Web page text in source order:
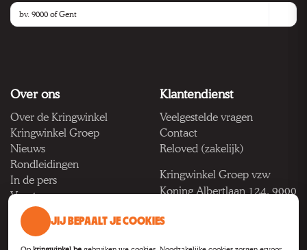
Over ons
Over de Kringwinkel
Kringwinkel Groep
Nieuws
Rondleidingen
In de pers
Vacatures
Klantendienst
Veelgestelde vragen
Contact
Reloved (zakelijk)
Kringwinkel Groep vzw
Koning Albertlaan 124, 9000
BTW BE 1033.922.208
JIJ BEPAALT JE COOKIES